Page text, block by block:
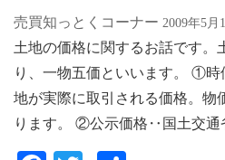
売買知っとくコーナー 2009年5月
土地の価格に関するお話です。
り、一物五価といいます。 ①
地が実際に取引される価格。物
ります。 ②公示価格‥国土交